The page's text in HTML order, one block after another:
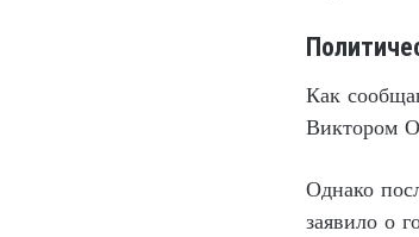
Как
Виктором
Однако
заявило о